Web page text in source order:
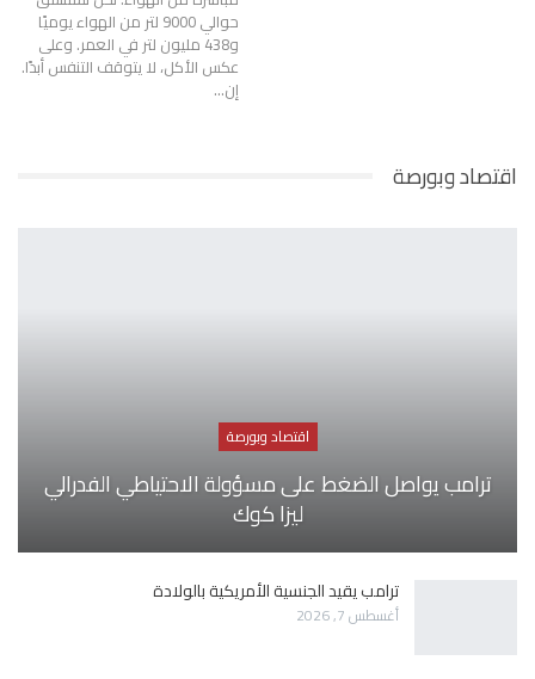
حوالي 9000 لتر من الهواء يوميًا
و438 مليون لتر في العمر. وعلى
عكس الأكل، لا يتوقف التنفس أبدًا.
إن…
اقتصاد وبورصة
اقتصاد وبورصة
ترامب يواصل الضغط على مسؤولة الاحتياطي الفدرالي
ليزا كوك
ترامب يقيد الجنسية الأمريكية بالولادة
أغسطس 7, 2026